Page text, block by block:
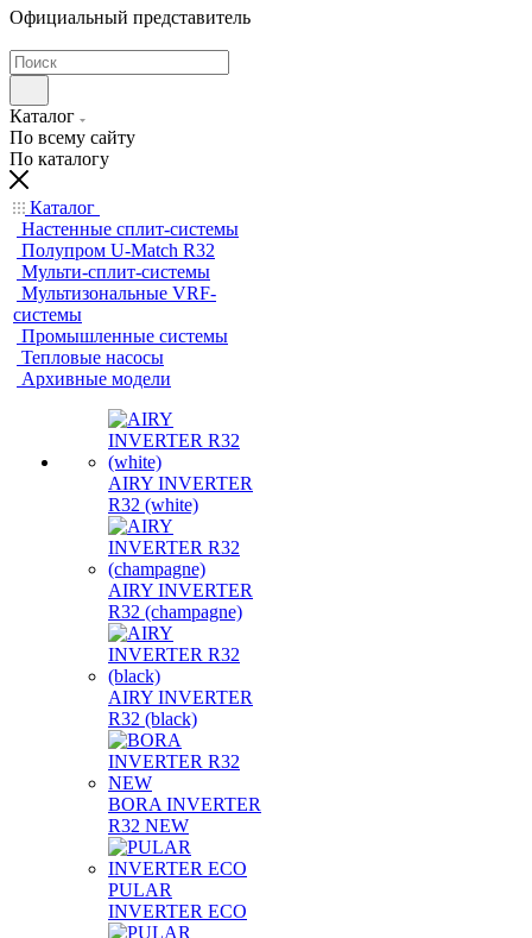
Официальный представитель
Каталог
По всему сайту
По каталогу
Каталог
Настенные сплит-системы
Полупром U-Match R32
Мульти-сплит-системы
Мультизональные VRF-
системы
Промышленные системы
Тепловые насосы
Архивные модели
AIRY INVERTER
R32 (white)
AIRY INVERTER
R32 (champagne)
AIRY INVERTER
R32 (black)
BORA INVERTER
R32 NEW
PULAR
INVERTER ECO